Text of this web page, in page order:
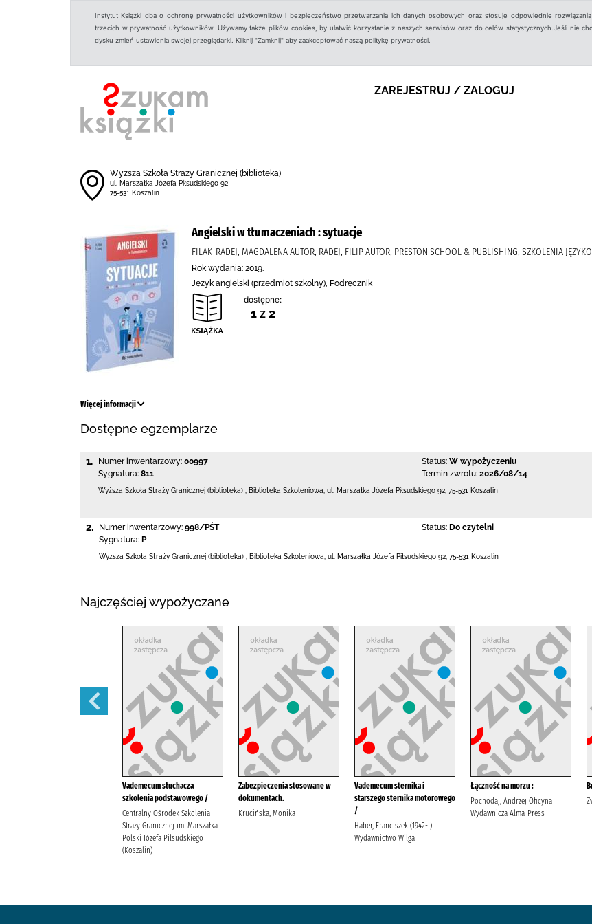
Instytut Książki dba o ochronę prywatności użytkowników i bezpieczeństwo przetwarzania ich danych osobowych oraz stosuje odpowiednie
trzecich w prywatność użytkowników. Używamy także plików cookies, by ułatwić korzystanie z naszych serwisów oraz do celów statystycznych.Jeśli nie
dysku zmień ustawienia swojej przeglądarki. Kliknij "Zamknij" aby zaakceptować naszą politykę prywatności.
ZAREJESTRUJ / ZALOGUJ
Wyższa Szkoła Straży Granicznej (biblioteka)
ul. Marszałka Józefa Piłsudskiego 92
75-531 Koszalin
Angielski w tłumaczeniach : sytuacje
FILAK-RADEJ, MAGDALENA AUTOR, RADEJ, FILIP AUTOR, PRESTON SCHOOL & PUBLISHING, SZKOLENIA
Rok wydania: 2019.
Język angielski (przedmiot szkolny), Podręcznik
dostępne:
1 z 2
Więcej informacji
Dostępne egzemplarze
1. Numer inwentarzowy: 00997
Sygnatura: 811
Status: W wypożyczeniu
Termin zwrotu: 2026/08/14
Wyższa Szkoła Straży Granicznej (biblioteka) Biblioteka Szkoleniowa, ul. Marszałka Józefa Piłsudskiego 92 75-531 Koszalin
2. Numer inwentarzowy: 998/PŚT
Sygnatura: P
Status: Do czytelni
Wyższa Szkoła Straży Granicznej (biblioteka) Biblioteka Szkoleniowa, ul. Marszałka Józefa Piłsudskiego 92 75-531 Koszalin
Najczęściej wypożyczane
Vademecum słuchacza
szkolenia podstawowego /
Centralny Ośrodek Szkolenia
Straży Granicznej im. Marszałka
Polski Józefa Piłsudskiego
(Koszalin)
Zabezpieczenia stosowane w
dokumentach.
Krucińska, Monika
Vademecum sternika i
starszego sternika motorowego
/
Haber, Franciszek (1942- )
Wydawnictwo Wilga
Łączność na morzu :
Pochodaj, Andrzej Oficyna
Wydawnicza Alma-Press